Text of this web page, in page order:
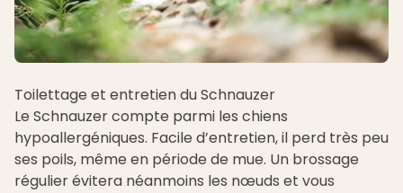
Toilettage et entretien du Schnauzer
Le Schnauzer compte parmi les chiens
hypoallergéniques. Facile d’entretien, il perd très peu
ses poils, même en période de mue. Un brossage
régulier évitera néanmoins les nœuds et vous